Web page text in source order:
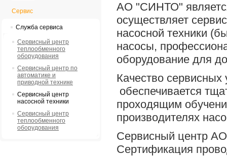
Сервис
Служба сервиса
Сервисный центр
теплообменного
оборудования
Сервисный центр по
автоматике и
приводной технике
Сервисный центр
насосной техники
Сервисный центр
теплообменного
оборудования
АО "СИНТО"
осуществляет
насосной техники
насосы,
оборудование для
Качество
обеспечивается
проходящим
производителях
Cервисный центр
Сертификация